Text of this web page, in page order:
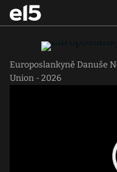
Europoslankyně Danuše
Union - 2026